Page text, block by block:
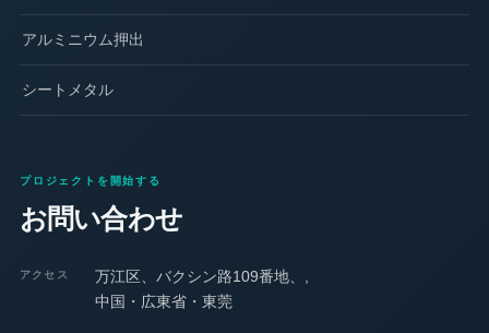
アルミニウム押出
シートメタル
プロジェクトを開始する
お問い合わせ
アクセス
万江区、バクシン路109番地、,
中国・広東省・東莞